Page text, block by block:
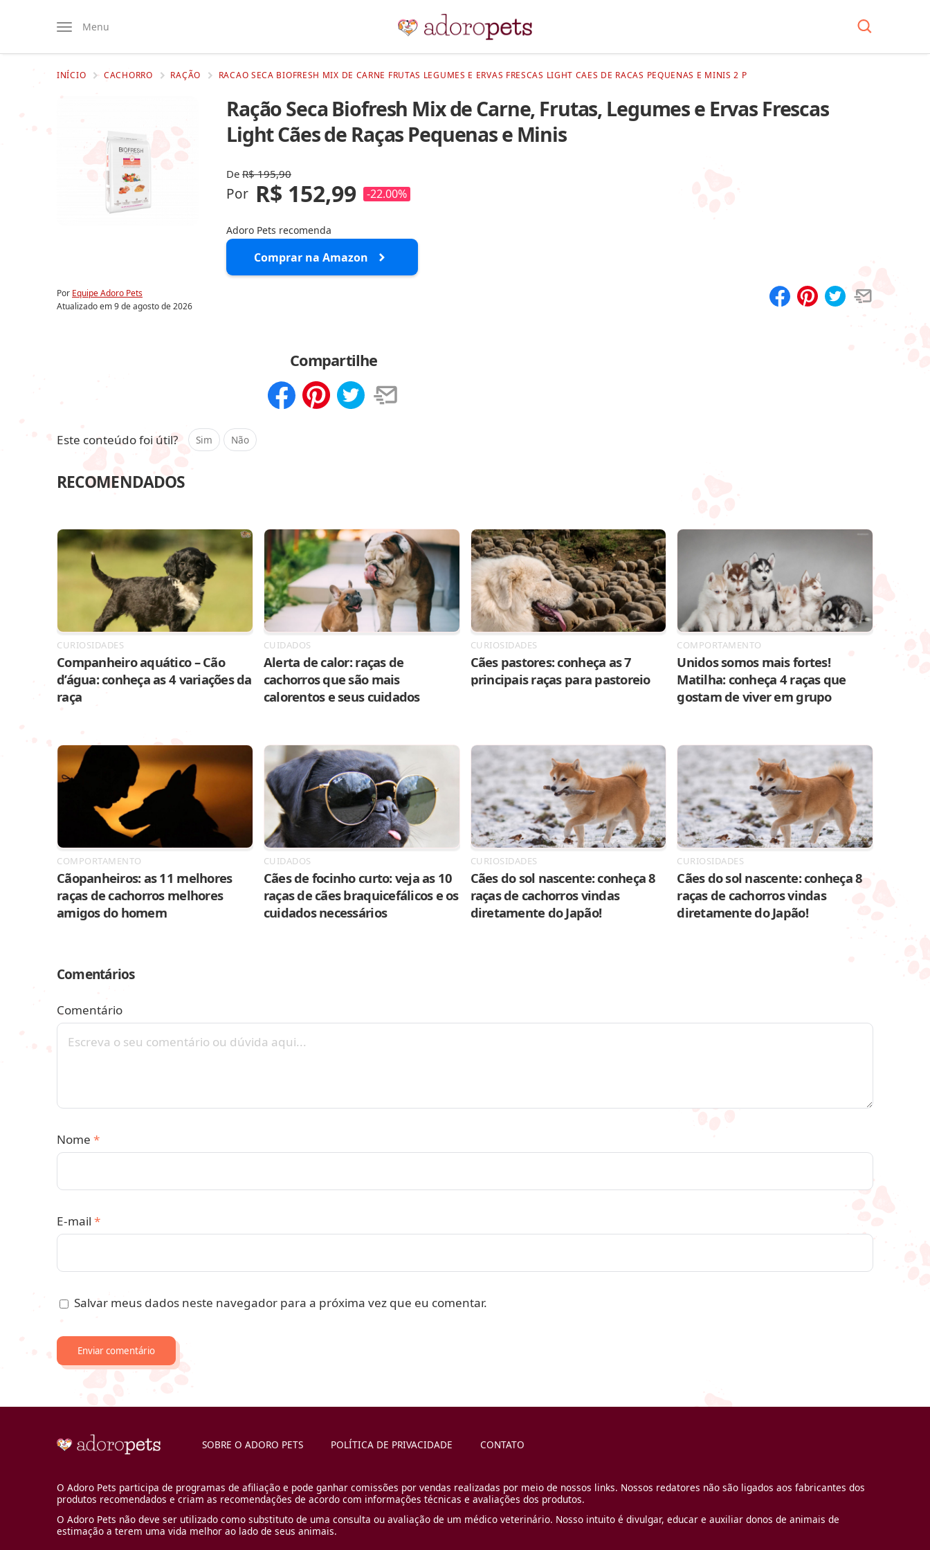
Menu
INÍCIO CACHORRO RAÇÃO RACAO SECA BIOFRESH MIX DE CARNE FRUTAS LEGUMES E ERVAS FRESCAS LIGHT CAES DE RACAS PEQUENAS E MINIS 2 P
Ração Seca Biofresh Mix de Carne, Frutas, Legumes e Ervas Frescas
Light Cães de Raças Pequenas e Minis
De R$ 195,90
Por R$ 152,99 -22.00%
Adoro Pets recomenda
Comprar na Amazon
Por Equipe Adoro Pets
Atualizado em9 de agosto de 2026
Compartilhe
Este conteúdo foi útil? Sim Não
RECOMENDADOS
CURIOSIDADES
Companheiro aquático – Cão
d’água: conheça as 4 variações da
raça
CUIDADOS
Alerta de calor: raças de
cachorros que são mais
calorentos e seus cuidados
CURIOSIDADES
Cães pastores: conheça as 7
principais raças para pastoreio
COMPORTAMENTO
Unidos somos mais fortes!
Matilha: conheça 4 raças que
gostam de viver em grupo
COMPORTAMENTO
Cãopanheiros: as 11 melhores
raças de cachorros melhores
amigos do homem
CUIDADOS
Cães de focinho curto: veja as 10
raças de cães braquicefálicos e os
cuidados necessários
CURIOSIDADES
Cães do sol nascente: conheça 8
raças de cachorros vindas
diretamente do Japão!
CURIOSIDADES
Cães do sol nascente: conheça 8
raças de cachorros vindas
diretamente do Japão!
Comentários
Comentário
Nome *
E-mail *
Salvar meus dados neste navegador para a próxima vez que eu comentar.
SOBRE O ADORO PETS POLÍTICA DE PRIVACIDADE CONTATO
O Adoro Pets participa de programas de afiliação e pode ganhar comissões por vendas realizadas por meio de nossos links. Nossos redatores não são ligados aos fabricantes dos
produtos recomendados e criam as recomendações de acordo com informações técnicas e avaliações dos produtos.
O Adoro Pets não deve ser utilizado como substituto de uma consulta ou avaliação de um médico veterinário. Nosso intuito é divulgar, educar e auxiliar donos de animais de
estimação a terem uma vida melhor ao lado de seus animais.